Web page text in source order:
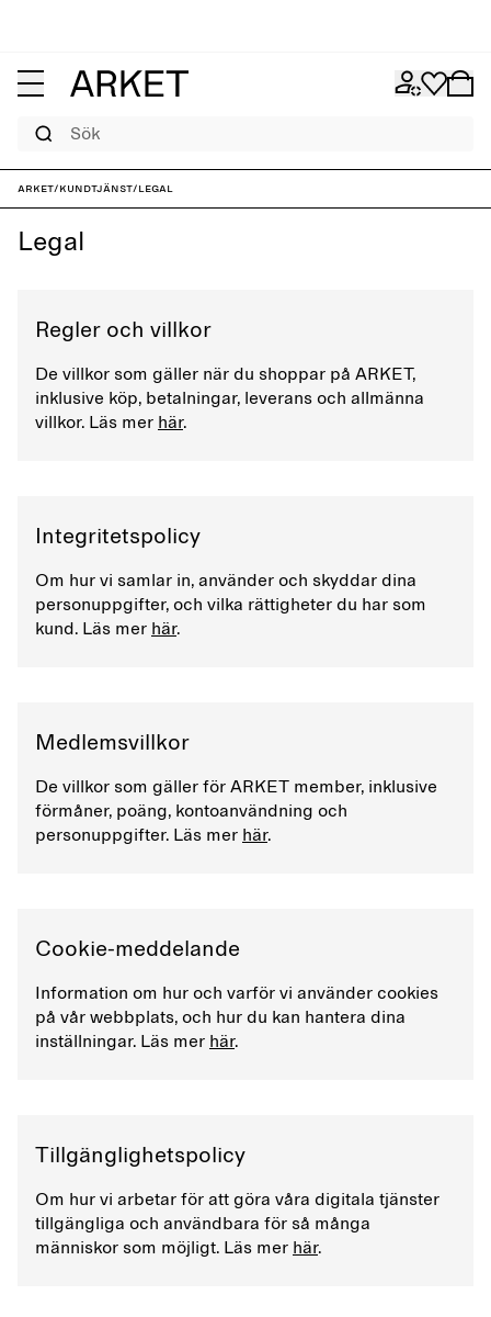
ARKET/Kundtjänst/Legal
Legal
Regler och villkor
De villkor som gäller när du shoppar på ARKET,
inklusive köp, betalningar, leverans och allmänna
villkor. Läs mer här.
Integritetspolicy
Om hur vi samlar in, använder och skyddar dina
personuppgifter, och vilka rättigheter du har som
kund. Läs mer här.
Medlemsvillkor
De villkor som gäller för ARKET member, inklusive
förmåner, poäng, kontoanvändning och
personuppgifter. Läs mer här.
Cookie-meddelande
Information om hur och varför vi använder cookies
på vår webbplats, och hur du kan hantera dina
inställningar. Läs mer här.
Tillgänglighetspolicy
Om hur vi arbetar för att göra våra digitala tjänster
tillgängliga och användbara för så många
människor som möjligt. Läs mer här.